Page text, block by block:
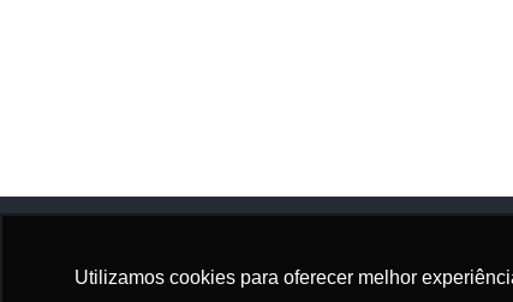
Utilizamos cookies para oferecer melhor